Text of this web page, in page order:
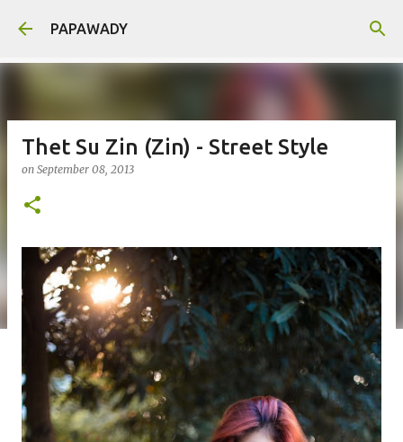
PAPAWADY
Thet Su Zin (Zin) - Street Style
on September 08, 2013